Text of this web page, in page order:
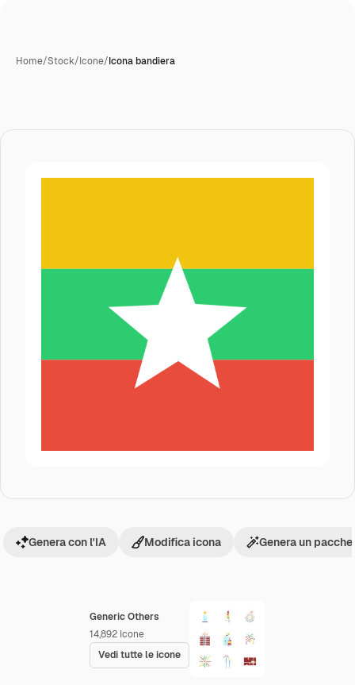
Home/Stock/Icone/Icona bandiera
Generic Others
14,892 Icone
Vedi tutte le icone
Genera con l'IA Modifica icona Genera un